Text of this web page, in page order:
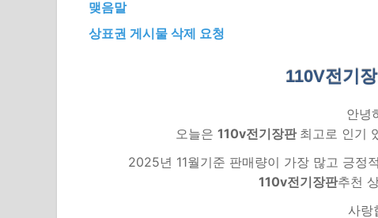
맺음말
상표권 게시물 삭제 요청
110V전기
안녕
오늘은 110v전기장판 최고로 인기
2025년 11월기준 판매량이 가장 많고 긍정
110v전기장판추천
사랑